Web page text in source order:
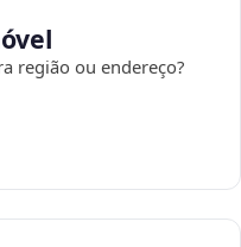
região ou endereço?